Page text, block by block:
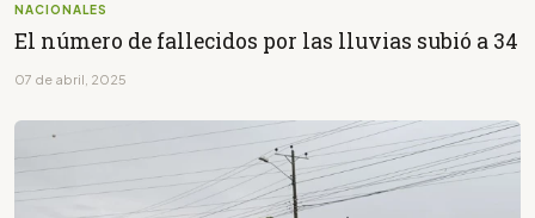
NACIONALES
El número de fallecidos por las lluvias subió a 34
07 de abril, 2025